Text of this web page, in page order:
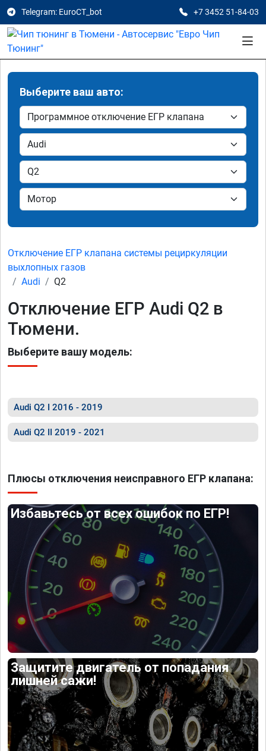
Telegram: EuroCT_bot +7 3452 51-84-03
Выберите ваш авто:
Отключение ЕГР клапана системы рециркуляции
выхлопных газов
Audi
Q2
Отключение ЕГР Audi Q2 в
Тюмени.
Выберите вашу модель:
Audi Q2 I 2016 - 2019
Audi Q2 II 2019 - 2021
Плюсы отключения неисправного ЕГР клапана:
Избавьтесь от всех ошибок по ЕГР!
Защитите двигатель от попадания
лишней сажи!